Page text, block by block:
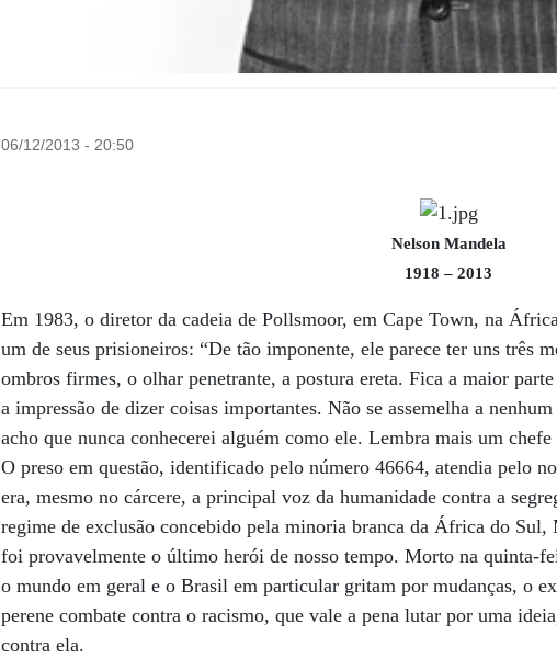
06/12/2013 - 20:50
Nelson Mandela
1918 – 2013
Em 1983, o diretor da cadeia de Pollsmoor, em Cape Town, na
um de seus prisioneiros: “De tão imponente, ele parece ter uns três
ombros firmes, o olhar penetrante, a postura ereta. Fica a maior
a impressão de dizer coisas importantes. Não se assemelha a
acho que nunca conhecerei alguém como ele. Lembra mais um
O preso em questão, identificado pelo número 46664, atendia pelo
era, mesmo no cárcere, a principal voz da humanidade contra a
regime de exclusão concebido pela minoria branca da África do
foi provavelmente o último herói de nosso tempo. Morto na quinta-
o mundo em geral e o Brasil em particular gritam por mudanças, o
perene combate contra o racismo, que vale a pena lutar por uma
contra ela.